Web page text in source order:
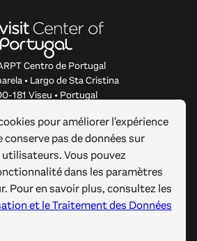
Centro de Portugal
• Largo de Sta Cristina
181 Viseu • Portugal
WEB
pour améliorer l'expérience
pas de données sur
Vous pouvez
dans les paramètres
Pour en savoir plus, consultez les
et le Traitement des Données